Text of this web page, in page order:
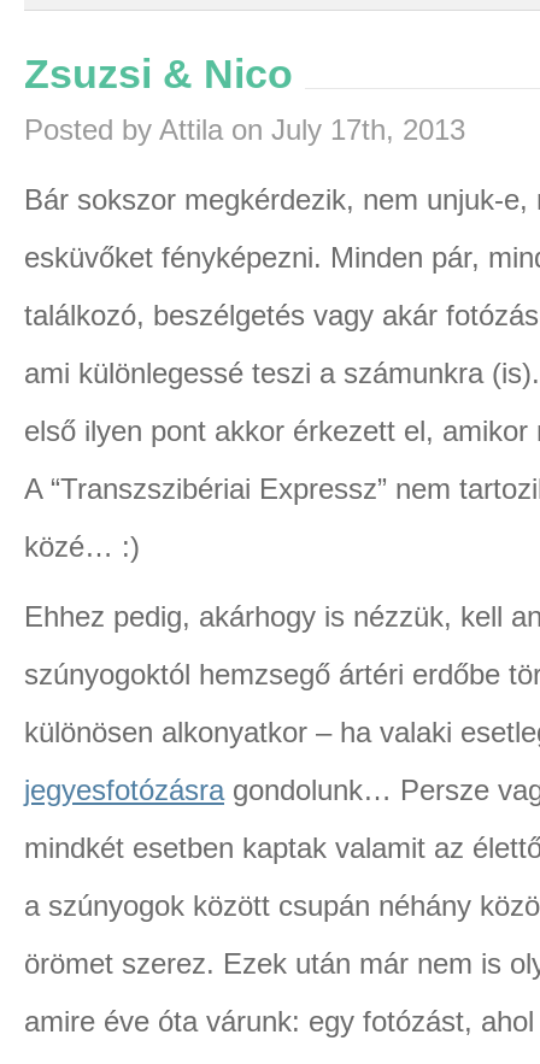
Zsuzsi & Nico
Posted by Attila on July 17th, 2013
Bár sokszor megkérdezik, nem unjuk-
esküvőket fényképezni. Minden pár,
találkozó, beszélgetés vagy akár
ami különlegessé teszi a számunkra
első ilyen pont akkor érkezett el,
A “Transzszibériai Expressz” nem
közé… :)
Ehhez pedig, akárhogy is nézzük, kell
szúnyogoktól hemzsegő ártéri erdőbe
különösen alkonyatkor – ha valaki
jegyesfotózásragondolunk… Persze
mindkét esetben kaptak valamit az
a szúnyogok között csupán néhány
örömet szerez. Ezek után már nem is
amire éve óta várunk: egy fotózást,